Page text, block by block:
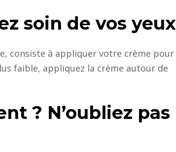
soin de vos yeux
consiste à appliquer votre crème pour
faible, appliquez la crème autour de
? N’oubliez pas